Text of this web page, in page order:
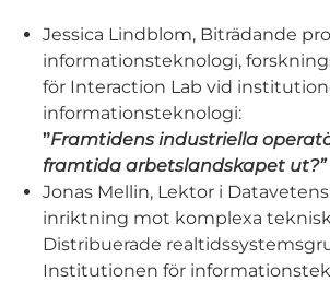
Jessica Lindblom, Biträdande
informationsteknologi,
för Interaction Lab vid
informationsteknologi:
”Framtidens industriella
framtida arbetslandskapet ut?”
Jonas Mellin, Lektor i
inriktning mot komplexa
Distribuerade
Institutionen för